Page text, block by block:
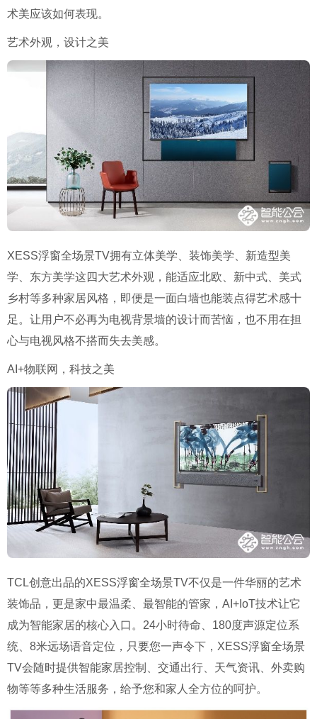
术美应该如何表现。
艺术外观，设计之美
XESS浮窗全场景TV拥有立体美学、装饰美学、新造型美
学、东方美学这四大艺术外观，能适应北欧、新中式、美式
乡村等多种家居风格，即便是一面白墙也能装点得艺术感十
足。让用户不必再为电视背景墙的设计而苦恼，也不用在担
心与电视风格不搭而失去美感。
AI+物联网，科技之美
TCL创意出品的XESS浮窗全场景TV不仅是一件华丽的艺术
装饰品，更是家中最温柔、最智能的管家，AI+IoT技术让它
成为智能家居的核心入口。24小时待命、180度声源定位系
统、8米远场语音定位，只要您一声令下，XESS浮窗全场景
TV会随时提供智能家居控制、交通出行、天气资讯、外卖购
物等等多种生活服务，给予您和家人全方位的呵护。